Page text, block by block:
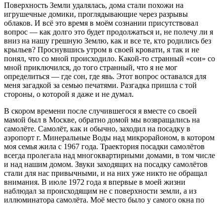
Поверхность Земли удалялась, дома стали похожи на
игрушечные домики, проглядывающие через разрывы
облаков. И всё это время в моём сознании присутствовал
вопрос — как долго это будет продолжаться и, не полечу ли я
вниз на нашу грешную Землю, как и все те, кто родились без
крыльев? Проснувшись утром в своей кровати, я так и не
понял, что со мной происходило. Какой-то странный «сон» со
мной приключился, до того странный, что я не мог
определиться — где сон, где явь. Этот вопрос оставался для
меня загадкой за семью печатями. Разгадка пришла с той
стороны, о которой я даже и не думал.
В скором времени после случившегося я вместе со своей
мамой был в Москве, обратно домой мы возвращались на
самолёте. Самолёт, как и обычно, заходил на посадку в
аэропорт г. Минеральные Воды над микрорайоном, в котором
моя семья жила с 1967 года. Траектория посадки самолётов
всегда пролегала над многоквартирными домами, в том числе
и над нашим домом. Звуки заходящих на посадку самолётов
стали для нас привычными, и на них уже никто не обращал
внимания. В июле 1972 года я впервые в моей жизни
наблюдал за происходящим не с поверхности земли, а из
иллюминатора самолёта. Моё место было у самого окна по